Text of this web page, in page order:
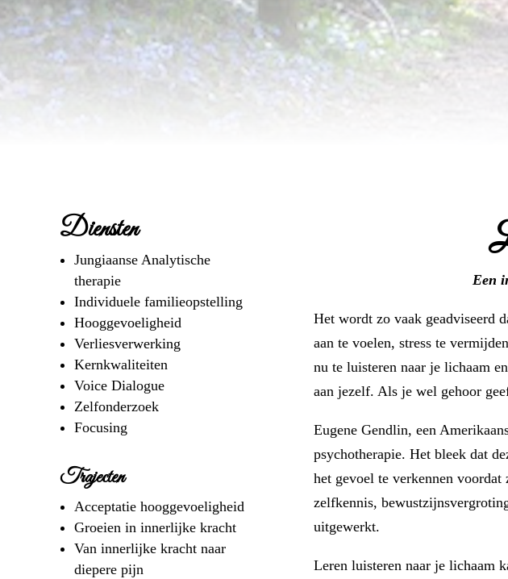
Diensten
Jungiaanse Analytische
therapie
Individuele familieopstelling
Hooggevoeligheid
Verliesverwerking
Kernkwaliteiten
Voice Dialogue
Zelfonderzoek
Focusing
Trajecten
Acceptatie hooggevoeligheid
Groeien in innerlijke kracht
Van innerlijke kracht naar
diepere pijn
Een
Het wordt zo vaak geadviseerd
aan te voelen, stress te
nu te luisteren naar je lichaam
aan jezelf. Als je wel gehoor
Eugene Gendlin, een
psychotherapie. Het bleek dat
het gevoel te verkennen
zelfkennis,
uitgewerkt.
Leren luisteren naar je lichaam